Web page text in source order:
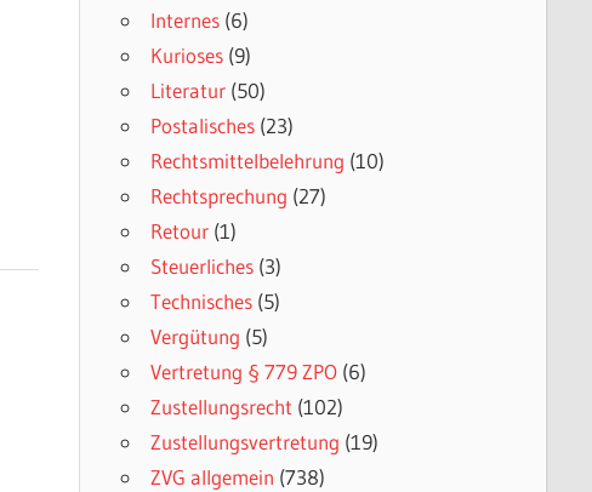
Internes(6)
Kurioses(9)
Literatur(50)
Postalisches(23)
Rechtsmittelbelehrung (10)
Rechtsprechung (27)
Retour(1)
Steuerliches(3)
Technisches(5)
Vergütung (5)
Vertretung § 779 ZPO(6)
Zustellungsrecht (102)
Zustellungsvertretung (19)
ZVG allgemein (738)